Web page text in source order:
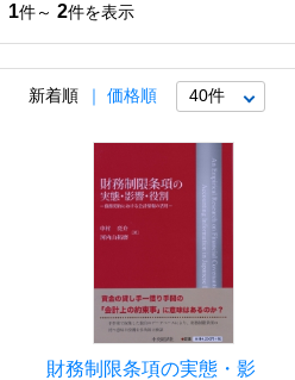
1件～ 2件を表示
新着順 価格順
財務制限条項の実態・影